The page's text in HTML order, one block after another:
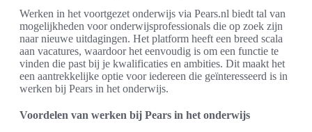
Werken in het voortgezet onderwijs via Pears.nl biedt tal van
mogelijkheden voor onderwijsprofessionals die op zoek zijn
naar nieuwe uitdagingen. Het platform heeft een breed scala
aan vacatures, waardoor het eenvoudig is om een functie te
vinden die past bij je kwalificaties en ambities. Dit maakt het
een aantrekkelijke optie voor iedereen die geïnteresseerd is in
werken bij Pears in het onderwijs.
Voordelen van werken bij Pears in het onderwijs